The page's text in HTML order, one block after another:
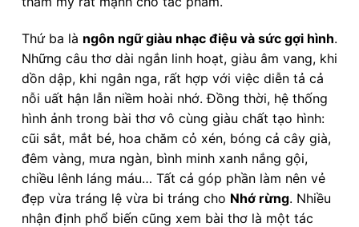
Thứ ba là ngôn ngữ giàu nhạc điệu và sức gợi hình.
Những câu thơ dài ngắn linh hoạt, giàu âm vang, khi
dồn dập, khi ngân nga, rất hợp với việc diễn tả cả
nỗi uất hận lẫn niềm hoài nhớ. Đồng thời, hệ thống
hình ảnh trong bài thơ vô cùng giàu chất tạo hình:
cũi sắt, mắt bé, hoa chăm cỏ xén, bóng cả cây già,
đêm vàng, mưa ngàn, bình minh xanh nắng gội,
chiều lênh láng máu… Tất cả góp phần làm nên vẻ
đẹp vừa tráng lệ vừa bi tráng cho Nhớ rừng. Nhiều
nhận định phổ biến cũng xem bài thơ là một tác